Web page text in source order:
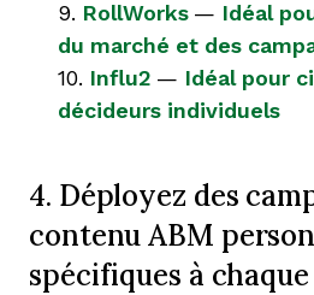
9. RollWorks — Idéal
du marché et des
10. Influ2 — Idéal pour
décideurs individuels
4. Déployez des
contenu ABM
spécifiques à